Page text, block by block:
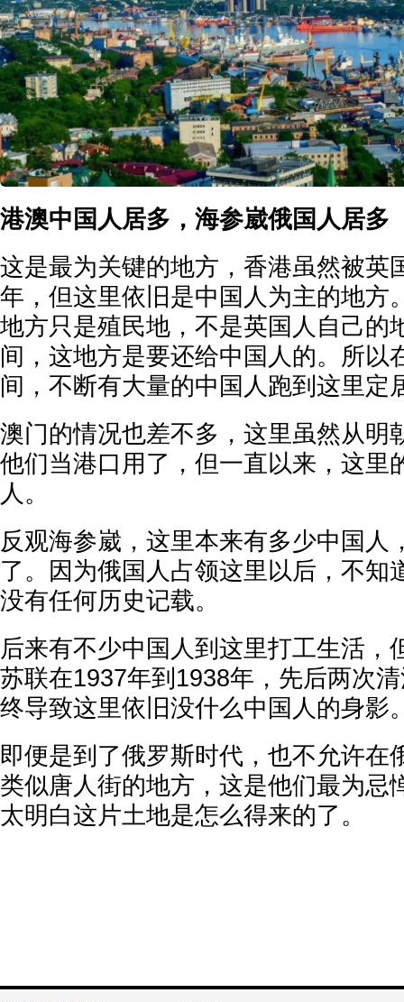
港澳中国人居多，海参崴俄国人居多
这是最为关键的地方，香港虽然被英
年，但这里依旧是中国人为主的地方
地方只是殖民地，不是英国人自己的
间，这地方是要还给中国人的。所以
间，不断有大量的中国人跑到这里定
澳门的情况也差不多，这里虽然从明
他们当港口用了，但一直以来，这里
人。
反观海参崴，这里本来有多少中国人
了。因为俄国人占领这里以后，不知
没有任何历史记载。
后来有不少中国人到这里打工生活，
苏联在1937年到1938年，先后两次
终导致这里依旧没什么中国人的身影
即便是到了俄罗斯时代，也不允许在
类似唐人街的地方，这是他们最为忌
太明白这片土地是怎么得来的了。